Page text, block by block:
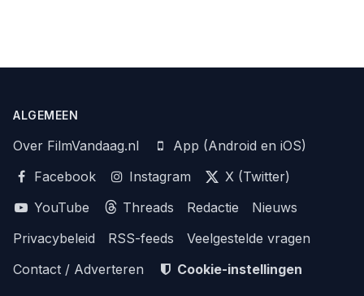
ALGEMEEN
Over FilmVandaag.nl
App (Android en iOS)
Facebook
Instagram
X (Twitter)
YouTube
Threads Redactie
Nieuws
Privacybeleid
RSS-feeds
Veelgestelde vragen
Contact / Adverteren
Cookie-instellingen